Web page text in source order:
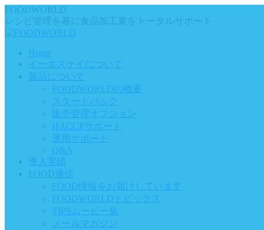
Skip
to
content
FOODWORLD
レシピ管理を基に食品加工業をトータルサポート
Home
イーエスケイについて
製品について
FOODWORLDの概要
スタートパック
販売管理オプション
HACCPサポート
運用サポート
Q&A
導入実績
FOOD通信
FOOD情報をお届けしています
FOODWORLDトピックス
TIPSムービー集
メールマガジン